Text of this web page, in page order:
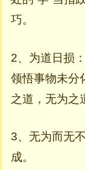
巧。
2、为道日损
领悟事物未分
之道，无为之
3、无为而无
成。